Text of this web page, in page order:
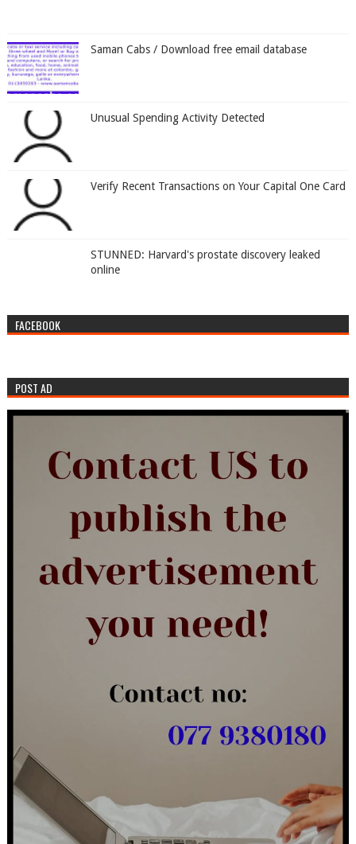
Saman Cabs / Download free email database
Unusual Spending Activity Detected
Verify Recent Transactions on Your Capital One Card
STUNNED: Harvard's prostate discovery leaked
online
FACEBOOK
POST AD